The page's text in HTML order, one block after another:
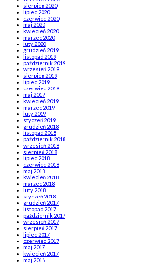
sierpień 2020
lipiec 2020
czerwiec 2020
maj 2020
kwiecień 2020
marzec 2020
luty 2020
grudzień 2019
listopad 2019
październik 2019
wrzesień 2019
sierpień 2019
lipiec 2019
czerwiec 2019
maj 2019
kwiecień 2019
marzec 2019
luty 2019
styczeń 2019
grudzień 2018
listopad 2018
październik 2018
wrzesień 2018
sierpień 2018
lipiec 2018
czerwiec 2018
maj 2018
kwiecień 2018
marzec 2018
luty 2018
styczeń 2018
grudzień 2017
listopad 2017
październik 2017
wrzesień 2017
sierpień 2017
lipiec 2017
czerwiec 2017
maj 2017
kwiecień 2017
maj 2016